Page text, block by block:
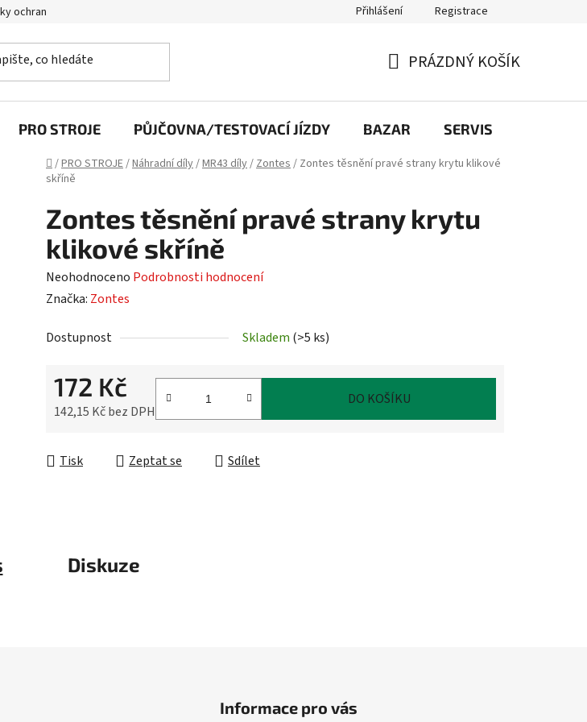
ochrany osobních údajů Přihlášení Registrace
KOŠÍK
PRÁZDNÝ KOŠÍK
PRO STROJE PŮJČOVNA/TESTOVACÍ JÍZDY BAZAR SERVIS
Domů
/PRO STROJE/Náhradní díly/MR43 díly/Zontes/ Zontes těsnění pravé strany krytu klikové
skříně
Zontes těsnění pravé strany krytu
klikové skříně
Průměrné
hodnocení
je
Neohodnoceno Podrobnosti hodnocení
Značka: Zontes
Dostupnost Skladem (>5 ks)
172 Kč
142,15 Kč bez DPH
DO KOŠÍKU
Tisk Zeptat se Sdílet
Diskuze
Informace pro vás